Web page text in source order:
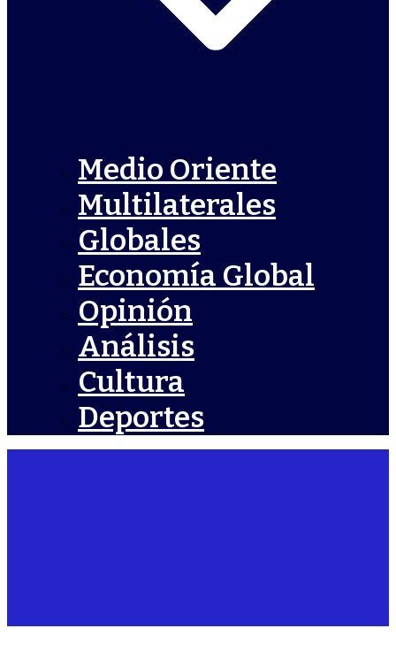
Medio Oriente
Multilaterales
Globales
Economía Global
Opinión
Análisis
Cultura
Deportes